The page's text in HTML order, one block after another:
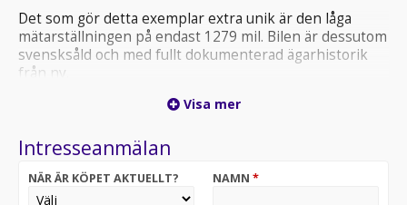
Det som gör detta exemplar extra unik är den låga
mätarställningen på endast 1279 mil. Bilen är dessutom
svensksåld och med fullt dokumenterad ägarhistorik
från ny.
Ferrari 456M är en klassisk 2+2 GT med plats för hela
hk och som levererar silkeslen kraft och ett ljud som
Bilen är lackerad i Blue Tour de France tillsammans med
Visa mer
Intresseanmälan
NÄR ÄR KÖPET AKTUELLT? NAMN *